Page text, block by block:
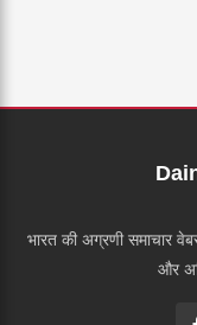
भारत की अग्रणी समाचार
और